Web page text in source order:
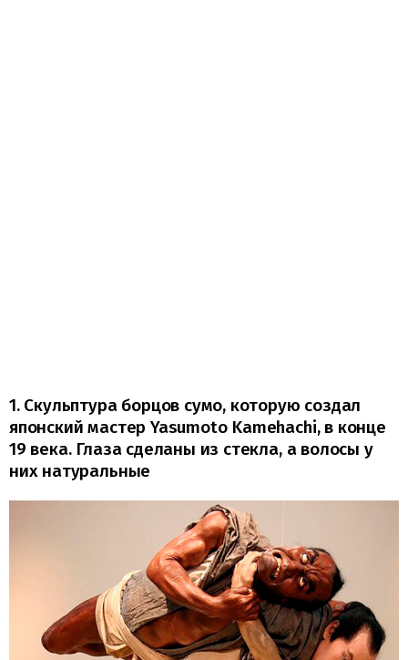
1. Скульптура борцов сумо, которую создал
японский мастер Yasumoto Kamehachi, в конце
19 века. Глаза сделаны из стекла, а волосы у
них натуральные